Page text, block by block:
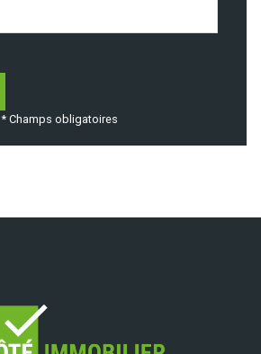
* Champs obligatoires